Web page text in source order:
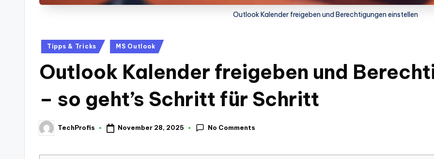
Outlook Kalender freigeben und Berechtigungen einstellen
Posted
Tipps & Tricks MS Outlook
Outlook Kalender freigeben und
– so geht’s Schritt für Schritt
Posted
by
TechProfis November 28, 2025 No Comments